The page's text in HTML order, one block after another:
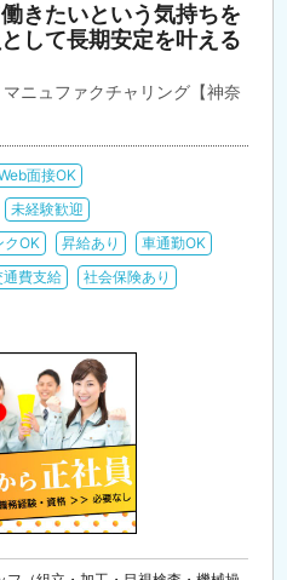
きたいという気持ちを
して長期安定を叶える
ニュファクチャリング【神奈
面接OK
未経験歓迎
クOK 昇給あり
車通勤OK
通費支給
社会保険あり